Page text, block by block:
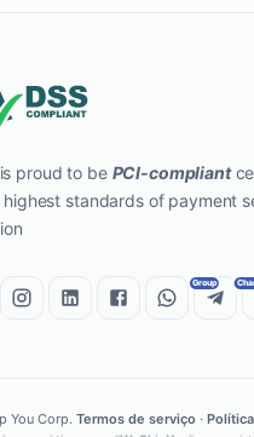
is proud to be PCI-compliant
standards of payment
Group
You Corp. Termos de serviço ·